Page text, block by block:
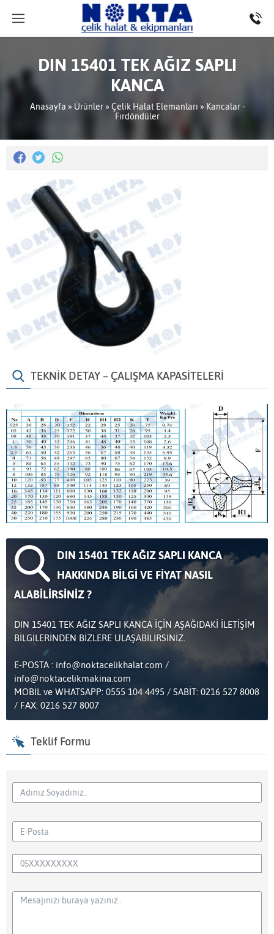
DIN 15401 TEK AĞIZ SAPLI
KANCA
Anasayfa » Ürünler» Çelik Halat Elemanları » Kancalar -
Fırdöndüler
TEKNİK DETAY – ÇALIŞMA KAPASİTELERİ
DIN 15401 TEK AĞIZ SAPLI KANCA
HAKKINDA BİLGİ VE FİYAT NASIL
ALABİLİRSİNİZ ?
DIN 15401 TEK AĞIZ SAPLI KANCA İÇİN AŞAĞIDAKİ İLETİŞİM
BİLGİLERİNDEN BİZLERE ULAŞABİLİRSİNİZ.
E-POSTA : info@noktacelikhalat.com /
info@noktacelikmakina.com
MOBİL ve WHATSAPP: 0555 104 4495 / SABİT: 0216 527 8008
/ FAX: 0216 527 8007
Teklif Formu